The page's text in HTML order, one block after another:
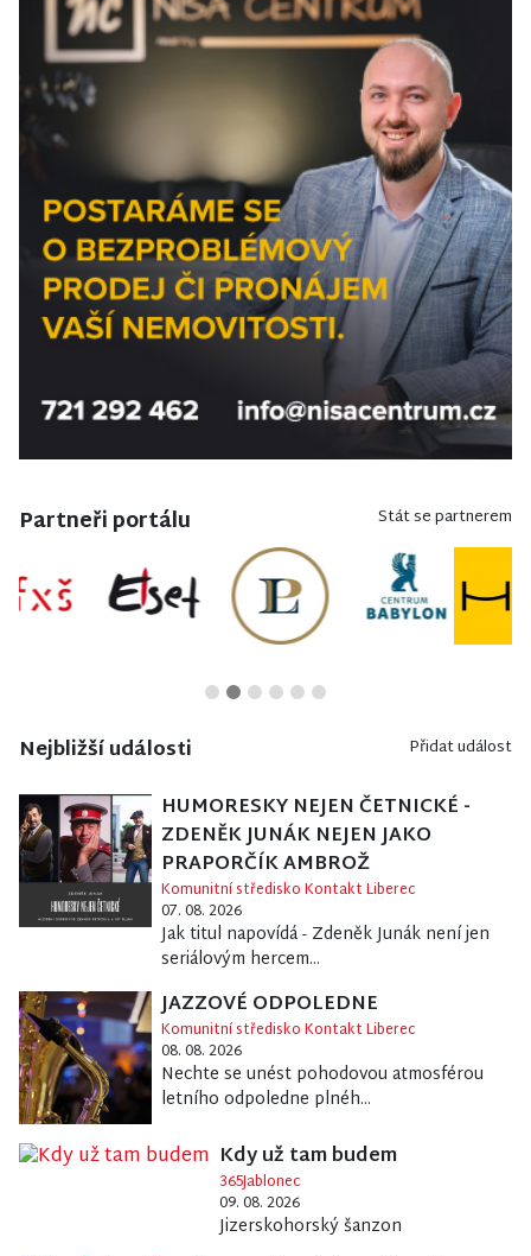
Partneři portálu Stát se partnerem
Nejbližší události Přidat událost
HUMORESKY NEJEN ČETNICKÉ -
ZDENĚK JUNÁK NEJEN JAKO
PRAPORČÍK AMBROŽ
Komunitní středisko Kontakt Liberec
07. 08. 2026
Jak titul napovídá - Zdeněk Junák není jen
seriálovým hercem...
JAZZOVÉ ODPOLEDNE
Komunitní středisko Kontakt Liberec
08. 08. 2026
Nechte se unést pohodovou atmosférou
letního odpoledne plnéh...
Kdy už tam budem
365Jablonec
09. 08. 2026
Jizerskohorský šanzon